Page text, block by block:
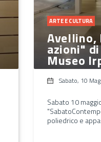
ARTE E CULTURA
Avellino,
azioni"
Museo
Sabato, 10
Sabato 10
poliedrico e